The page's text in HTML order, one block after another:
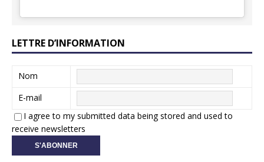
LETTRE D’INFORMATION
Nom
E-mail
I agree to my submitted data being stored and used to
receive newsletters